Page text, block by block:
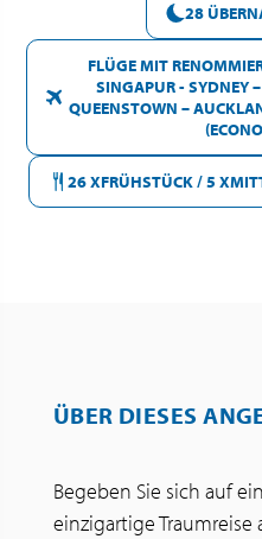
28
FLÜGE MIT
SINGAPUR - SYDNEY
QUEENSTOWN –
26 XFRÜHSTÜCK / 5 XM
ÜBER DIESES
Begeben Sie sich auf
einzigartige Traumreise